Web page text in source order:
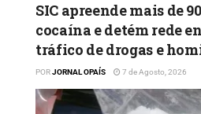
SIC apreende mais de
cocaína e detém rede
tráfico de drogas e
PORJORNAL OPAÍS 7 de Agosto, 2026